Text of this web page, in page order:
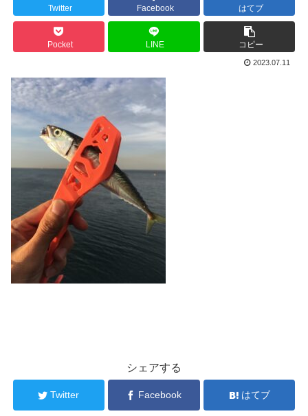
Twitter Facebook はてブ
Pocket LINE コピー
2023.07.11
シェアする
Twitter Facebook はてブ